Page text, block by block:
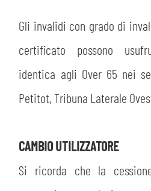
Gli invalidi con grado di
certificato possono
identica agli Over 65 nei
Petitot, Tribuna Laterale
CAMBIO UTILIZZATORE
Si ricorda che la